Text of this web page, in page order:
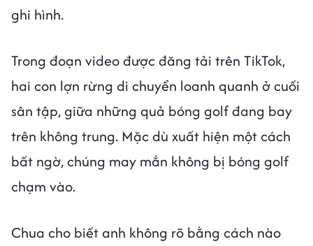
ghi hình.
Trong đoạn video được đăng tải trên TikTok,
hai con lợn rừng di chuyển loanh quanh ở cuối
sân tập, giữa những quả bóng golf đang bay
trên không trung. Mặc dù xuất hiện một cách
bất ngờ, chúng may mắn không bị bóng golf
chạm vào.
Chua cho biết anh không rõ bằng cách nào